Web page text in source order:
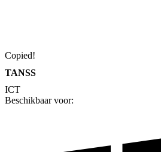
Copied!
TANSS
ICT
Beschikbaar voor: